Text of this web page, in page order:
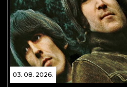
03. 08. 2026.